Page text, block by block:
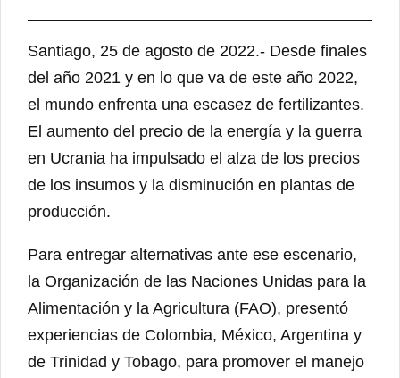
Santiago, 25 de agosto de 2022.- Desde finales
del año 2021 y en lo que va de este año 2022,
el mundo enfrenta una escasez de fertilizantes.
El aumento del precio de la energía y la guerra
en Ucrania ha impulsado el alza de los precios
de los insumos y la disminución en plantas de
producción.
Para entregar alternativas ante ese escenario,
la Organización de las Naciones Unidas para la
Alimentación y la Agricultura (FAO), presentó
experiencias de Colombia, México, Argentina y
de Trinidad y Tobago, para promover el manejo